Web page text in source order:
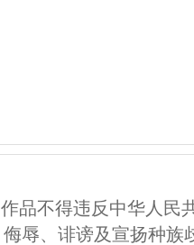
品不得违反中华人民
辱、诽谤及宣扬种族